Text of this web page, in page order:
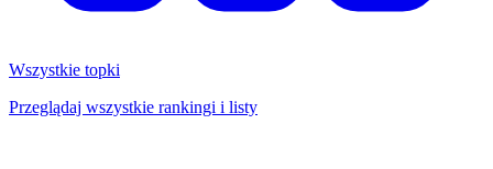
Wszystkie topki
Przeglądaj wszystkie rankingi i listy